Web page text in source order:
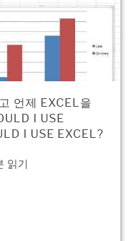
언제 EXCEL을
I USE
I USE EXCEL?
읽기